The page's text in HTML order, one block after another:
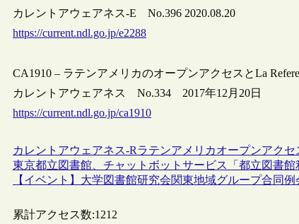
カレントアウェアネス-E No.396 2020.08.20
https://current.ndl.go.jp/e2288
CA1910 – ラテンアメリカのオープンアクセスとLa
カレントアウェアネス No.334 2017年12月20日
https://current.ndl.go.jp/ca1910
カレントアウェアネス-Rラテンアメリカオープンアクセ
東京都立図書館、チャットボットサービス「都立図書
【イベント】大学図書館研究会関東地域グループ合同
累計アクセス数:1212